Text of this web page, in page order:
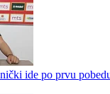
ide po prvu